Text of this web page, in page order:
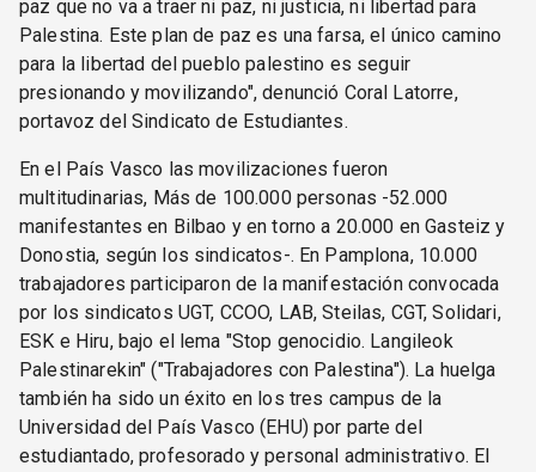
paz que no va a traer ni paz, ni justicia, ni libertad para
Palestina. Este plan de paz es una farsa, el único camino
para la libertad del pueblo palestino es seguir
presionando y movilizando", denunció Coral Latorre,
portavoz del Sindicato de Estudiantes.
En el País Vasco las movilizaciones fueron
multitudinarias, Más de 100.000 personas -52.000
manifestantes en Bilbao y en torno a 20.000 en Gasteiz y
Donostia, según los sindicatos-. En Pamplona, 10.000
trabajadores participaron de la manifestación convocada
por los sindicatos UGT, CCOO, LAB, Steilas, CGT, Solidari,
ESK e Hiru, bajo el lema "Stop genocidio. Langileok
Palestinarekin" ("Trabajadores con Palestina"). La huelga
también ha sido un éxito en los tres campus de la
Universidad del País Vasco (EHU) por parte del
estudiantado, profesorado y personal administrativo. El